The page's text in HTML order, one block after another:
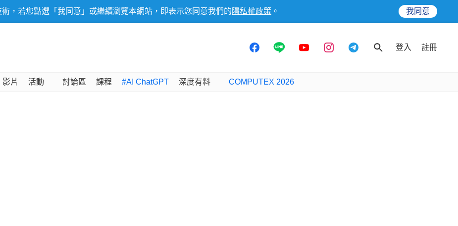
，若您點選「我同意」或繼續瀏覽本網站，即表示您同意我們的 隱私權政策 。 我同意
登入 註冊
影片 活動 討論區 課程 #AI ChatGPT 深度有料 COMPUTEX 2026